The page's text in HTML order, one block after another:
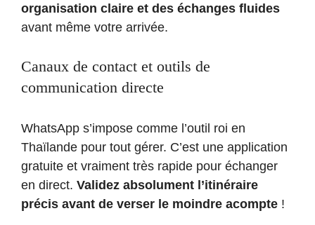
organisation claire et des échanges fluides
avant même votre arrivée.
Canaux de contact et outils de
communication directe
WhatsApp s’impose comme l’outil roi en
Thaïlande pour tout gérer. C’est une application
gratuite et vraiment très rapide pour échanger
en direct. Validez absolument l’itinéraire
précis avant de verser le moindre acompte !